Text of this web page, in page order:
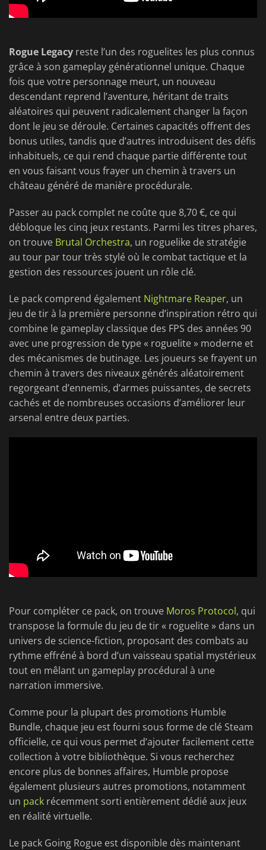
Rogue Legacy reste l’un des roguelites les plus connus
grâce à son gameplay générationnel unique. Chaque
fois que votre personnage meurt, un nouveau
descendant reprend l’aventure, héritant de traits
aléatoires qui peuvent radicalement changer la façon
dont le jeu se déroule. Certaines capacités offrent des
bonus utiles, tandis que d’autres introduisent des défis
inhabituels, ce qui rend chaque partie différente tout
en vous faisant vous frayer un chemin à travers un
château généré de manière procédurale.
Passer au pack complet ne coûte que 8,70 €, ce qui
débloque les cinq jeux restants. Parmi les titres phares,
on trouve Brutal Orchestra, un roguelike de stratégie
au tour par tour très stylé où le combat tactique et la
gestion des ressources jouent un rôle clé.
Le pack comprend également Nightmare Reaper, un
jeu de tir à la première personne d’inspiration rétro qui
combine le gameplay classique des FPS des années 90
avec une progression de type « roguelite » moderne et
des mécanismes de butinage. Les joueurs se frayent un
chemin à travers des niveaux générés aléatoirement
regorgeant d’ennemis, d’armes puissantes, de secrets
cachés et de nombreuses occasions d’améliorer leur
arsenal entre deux parties.
Pour compléter ce pack, on trouve Moros Protocol, qui
transpose la formule du jeu de tir « roguelite » dans un
univers de science-fiction, proposant des combats au
rythme effréné à bord d’un vaisseau spatial mystérieux
tout en mêlant un gameplay procédural à une
narration immersive.
Comme pour la plupart des promotions Humble
Bundle, chaque jeu est fourni sous forme de clé Steam
officielle, ce qui vous permet d’ajouter facilement cette
collection à votre bibliothèque. Si vous recherchez
encore plus de bonnes affaires, Humble propose
également plusieurs autres promotions, notamment
un pack récemment sorti entièrement dédié aux jeux
en réalité virtuelle.
Le pack Going Rogue est disponible dès maintenant